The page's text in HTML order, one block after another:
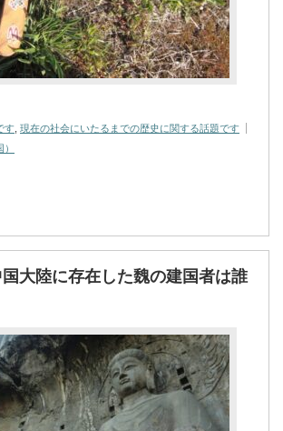
す 現在の社会にいたるまでの歴史に関する話題です
大陸に存在した魏の建国者は誰